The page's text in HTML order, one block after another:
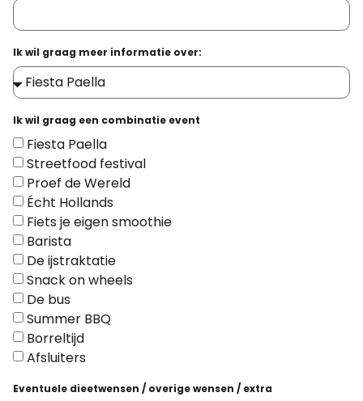
Ik wil graag meer informatie over:
Ik wil graag een combinatie event
Fiesta Paella
Streetfood festival
Proef de Wereld
Écht Hollands
Fiets je eigen smoothie
Barista
De ijstraktatie
Snack on wheels
De bus
Summer BBQ
Borreltijd
Afsluiters
Eventuele dieetwensen / overige wensen / extra